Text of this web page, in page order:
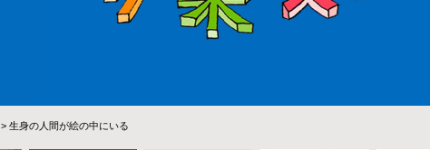
> 生身の人間が絵の中にいる